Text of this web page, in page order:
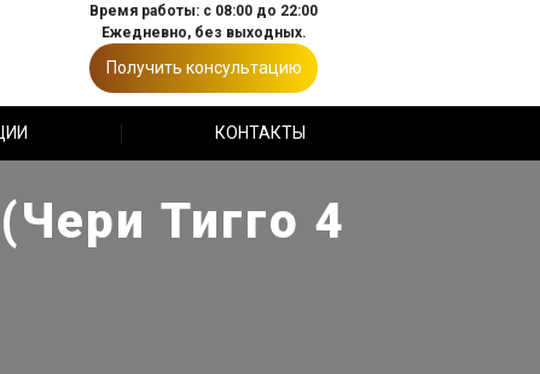
Время работы: с 08:00 до 22:00
Ежедневно, без выходных.
Получить консультацию
КОНТАКТЫ
Тигго 4